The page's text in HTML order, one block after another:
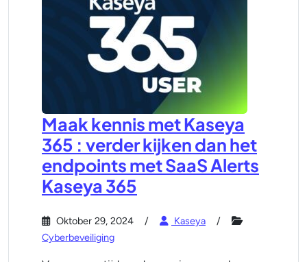
Maak kennis met Kaseya
365 : verder kijken dan het
endpoints met SaaS Alerts
Kaseya 365
Oktober 29, 2024
Kaseya
Cyberbeveiliging